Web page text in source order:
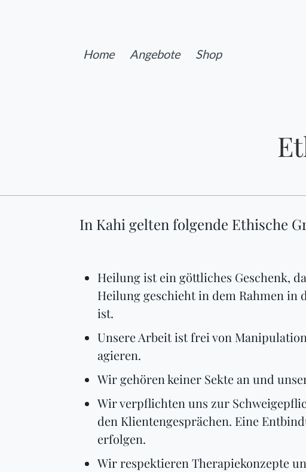
Home Angebote Shop
In Kahi gelten folgende Ethische
Heilung ist ein göttliches Geschenk,
Heilung geschieht in dem Rahmen
ist.
Unsere Arbeit ist frei von
agieren.
Wir gehören keiner Sekte an und
Wir verpflichten uns zur
den Klientengesprächen. Eine
erfolgen.
Wir respektieren Therapiekonzepte